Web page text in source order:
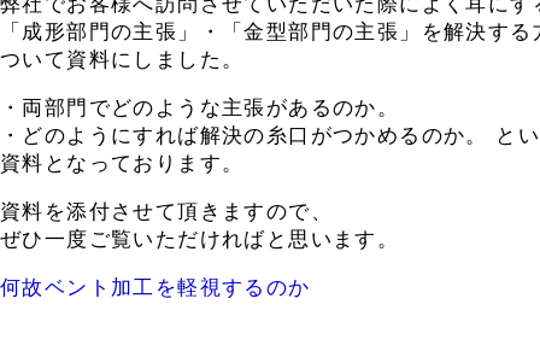
「成形部門の主張」・「金型部門の主張」を解決する
ついて資料にしました。
・両部門でどのような主張があるのか。
・どのようにすれば解決の糸口がつかめるのか。 と
資料となっております。
資料を添付させて頂きますので、
ぜひ一度ご覧いただければと思います。
何故ベント加工を軽視するのか